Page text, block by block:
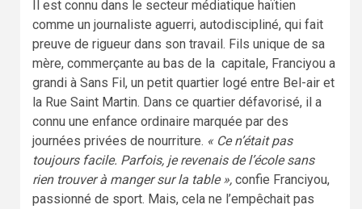
Il est connu dans le secteur médiatique haïtien
comme un journaliste aguerri, autodiscipliné, qui fait
preuve de rigueur dans son travail. Fils unique de sa
mère, commerçante au bas de la capitale, Franciyou a
grandi à Sans Fil, un petit quartier logé entre Bel-air et
la Rue Saint Martin. Dans ce quartier défavorisé, il a
connu une enfance ordinaire marquée par des
journées privées de nourriture. « Ce n’était pas
toujours facile. Parfois, je revenais de l’école sans
rien trouver à manger sur la table », confie Franciyou,
passionné de sport. Mais, cela ne l’empêchait pas